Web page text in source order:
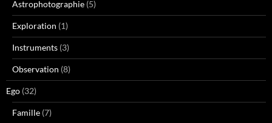
Astrophotographie (5)
Exploration (1)
Instruments (3)
Observation (8)
Ego (32)
Famille (7)